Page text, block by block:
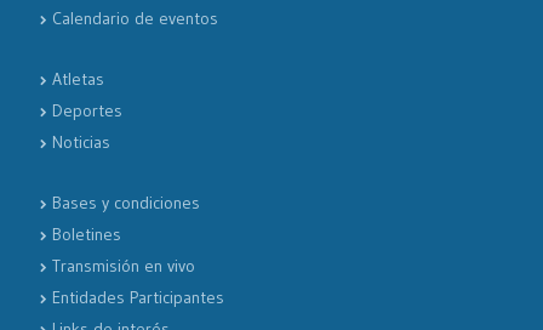
Calendario de eventos
Atletas
Deportes
Noticias
Bases y condiciones
Boletines
Transmisión en vivo
Entidades Participantes